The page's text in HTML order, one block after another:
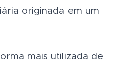
originada em um
mais utilizada de